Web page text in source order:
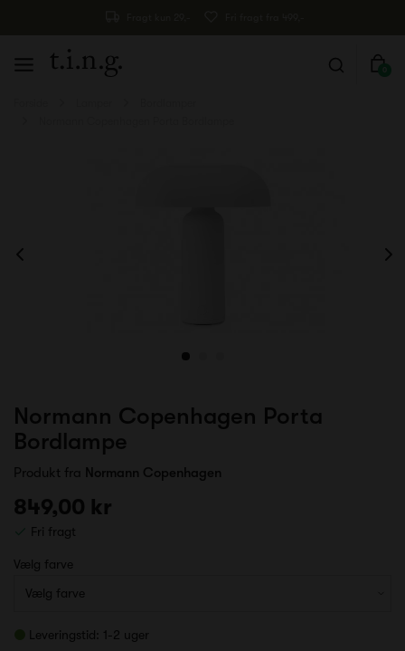
0
Normann Copenhagen Porta
Bordlampe
Produkt fra Normann Copenhagen
849,00 kr
Fri fragt
Vælg farve
Leveringstid: 1-2 uger